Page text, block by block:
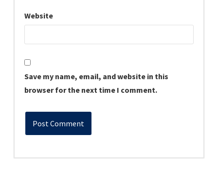
Website
Save my name, email, and website in this
browser for the next time I comment.